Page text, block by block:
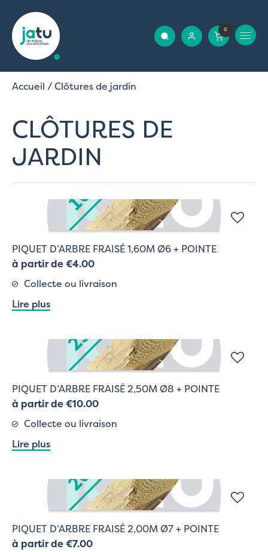
0
Accueil / Clôtures de jardin
CLÔTURES DE
JARDIN
PIQUET D’ARBRE FRAISÉ 1,60M Ø6 + POINTE
à partir de €4.00
Collecte ou livraison
Lire plus
PIQUET D’ARBRE FRAISÉ 2,50M Ø8 + POINTE
à partir de €10.00
Collecte ou livraison
Lire plus
PIQUET D’ARBRE FRAISÉ 2,00M Ø7 + POINTE
à partir de €7.00